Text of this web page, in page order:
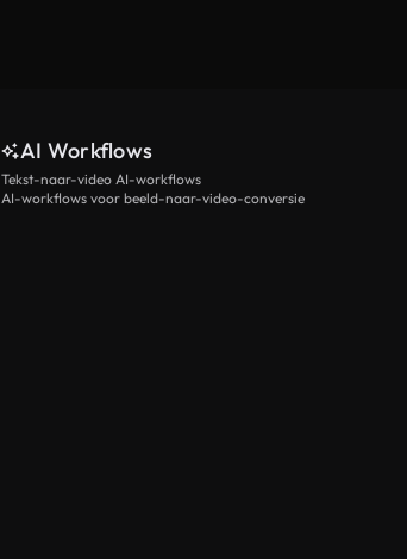
AI Workflows
Tekst-naar-video AI-workflows
AI-workflows voor beeld-naar-video-conversie